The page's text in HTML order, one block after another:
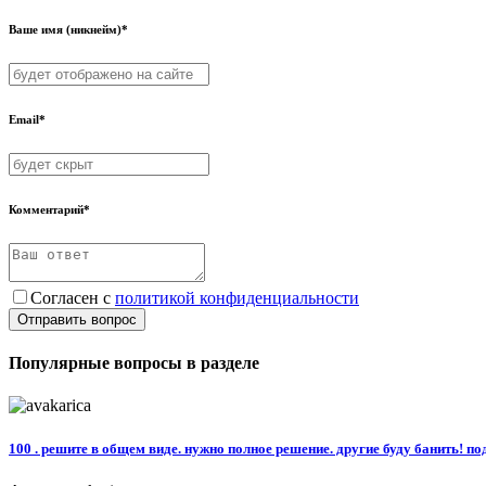
Ваше имя (никнейм)*
Email*
Комментарий*
Согласен с политикой конфиденциальности
Отправить вопрос
Популярные вопросы в разделе
100 . решите в общем виде. нужно полное решение. другие буду банить!